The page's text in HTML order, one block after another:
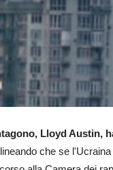
Lloyd Austin,
che se